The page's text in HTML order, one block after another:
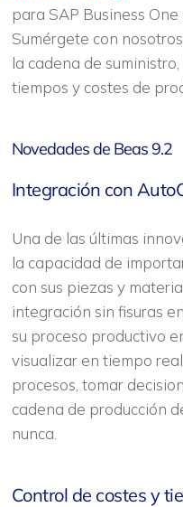
para SAP Business
Sumérgete con
la cadena de
tiempos y costes de
Novedades de Beas 9.2
Integración con
Una de las últimas
la capacidad de
con sus piezas y
integración sin fisuras
su proceso productivo
visualizar en tiempo
procesos, tomar
cadena de producción
nunca.
Control de costes y